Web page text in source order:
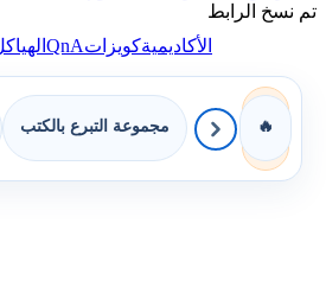
تم نسخ الرابط
الأكاديميةكويزاتQnAالهياكل
🔥 مجموعة التبرع بالكتب